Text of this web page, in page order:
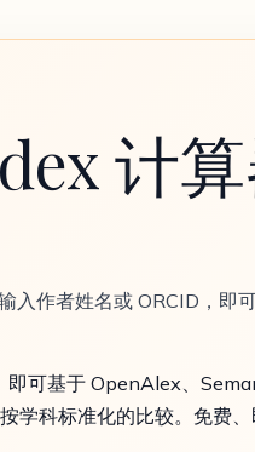
计
入作者姓名或 ORCID，即
即可基于 OpenAlex、
学科标准化的比较。免费、